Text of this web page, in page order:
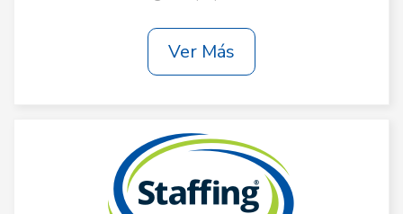
Ver Más